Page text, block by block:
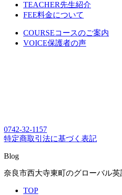
TEACHER先生紹介
FEE料金について
COURSEコースのご案内
VOICE保護者の声
0742-32-1157
特定商取引法に基づく表記
Blog
奈良市西大寺東町のグローバル
TOP